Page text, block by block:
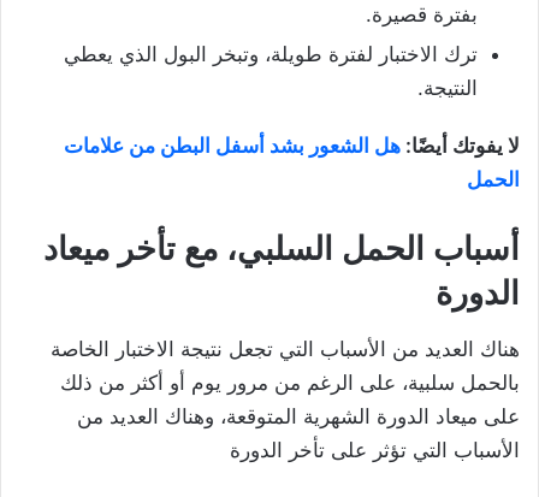
بفترة قصيرة.
ترك الاختبار لفترة طويلة، وتبخر البول الذي يعطي
النتيجة.
لا يفوتك أيضًا: هل الشعور بشد أسفل البطن من علامات
الحمل
أسباب الحمل السلبي، مع تأخر ميعاد
الدورة
هناك العديد من الأسباب التي تجعل نتيجة الاختبار الخاصة
بالحمل سلبية، على الرغم من مرور يوم أو أكثر من ذلك
على ميعاد الدورة الشهرية المتوقعة، وهناك العديد من
الأسباب التي تؤثر على تأخر الدورة